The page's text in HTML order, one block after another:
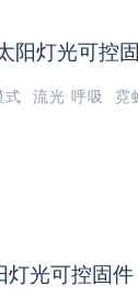
阳灯光可控
式 流光 呼吸
太阳灯光可控